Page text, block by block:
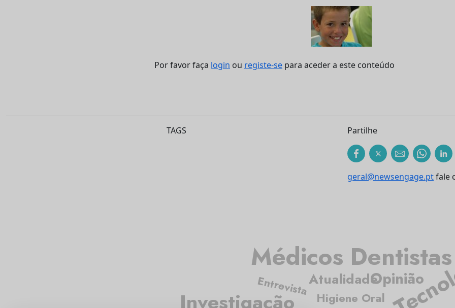
Por favor faça login ou registe-se para aceder a este conteúdo
TAGS Partilhe
geral@newsengage.ptfale
Atualidade
Médicos Dentistas
Higiene Oral
Entrevista Opinião